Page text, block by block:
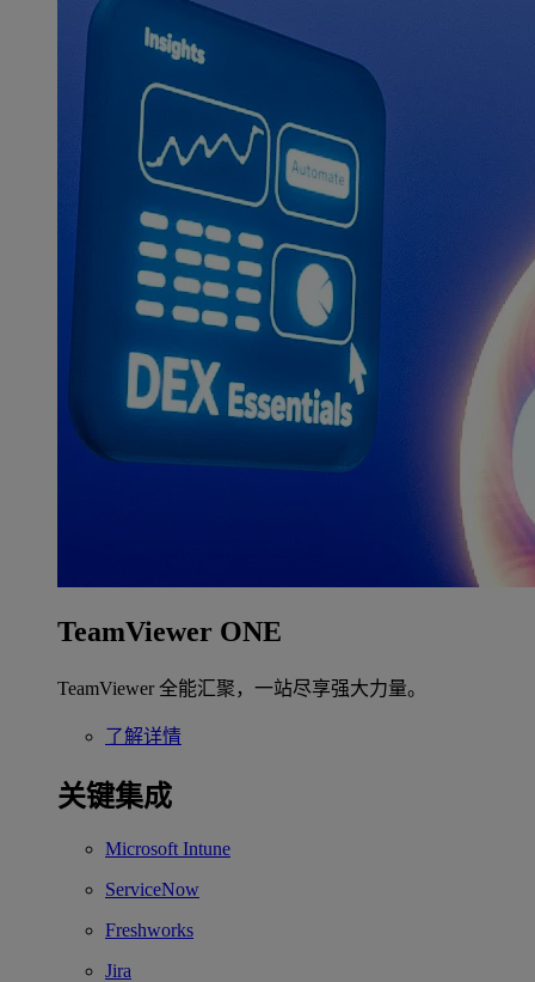
TeamViewer ONE
TeamViewer 全能汇聚，一站尽享强大力量。
了解详情
关键集成
Microsoft Intune
ServiceNow
Freshworks
Jira